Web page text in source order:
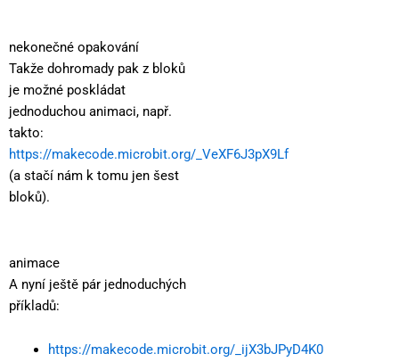
nekonečné opakování
Takže dohromady pak z bloků
je možné poskládat
jednoduchou animaci, např.
takto:
https://makecode.microbit.org/_VeXF6J3pX9Lf
(a stačí nám k tomu jen šest
bloků).
animace
A nyní ještě pár jednoduchých
příkladů:
https://makecode.microbit.org/_ijX3bJPyD4K0